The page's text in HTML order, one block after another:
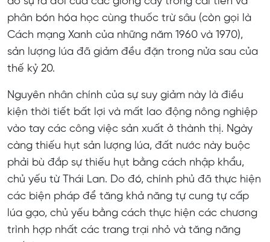
phân bón hóa học cùng thuốc trừ sâu (còn gọi là
Cách mạng Xanh của những năm 1960 và 1970),
sản lượng lúa đã giảm đều đặn trong nửa sau của
thế kỷ 20.
Nguyên nhân chính của sự suy giảm này là điều
kiện thời tiết bất lợi và mất lao động nông nghiệp
vào tay các công việc sản xuất ở thành thị. Ngày
càng thiếu hụt sản lượng lúa, đất nước này buộc
phải bù đắp sự thiếu hụt bằng cách nhập khẩu,
chủ yếu từ Thái Lan. Do đó, chính phủ đã thực hiện
các biện pháp để tăng khả năng tự cung tự cấp
lúa gạo, chủ yếu bằng cách thực hiện các chương
trình hợp nhất các trang trại nhỏ và tăng năng